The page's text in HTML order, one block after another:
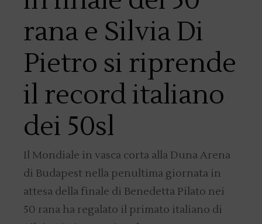
rana e Silvia Di
Pietro si riprende
il record italiano
dei 50sl
Il Mondiale in vasca corta alla Duna Arena
di Budapest nella penultima giornata in
attesa della finale di Benedetta Pilato nei
50 rana ha regalato il primato italiano di